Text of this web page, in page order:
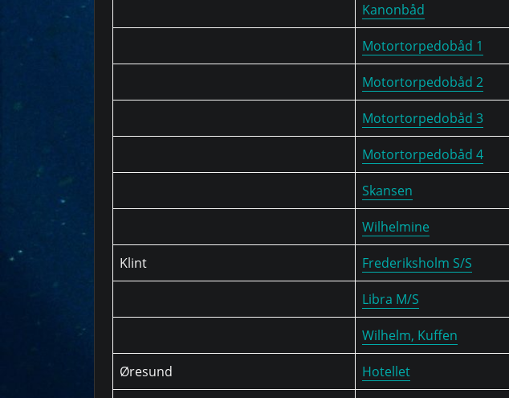
Kanonbåd
Motortorpedobåd 1
Motortorpedobåd 2
Motortorpedobåd 3
Motortorpedobåd 4
Skansen
Wilhelmine
Klint Frederiksholm S/S
Libra M/S
Wilhelm, Kuffen
Øresund Hotellet